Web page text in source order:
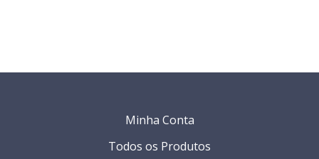
Minha Conta
Todos os Produtos